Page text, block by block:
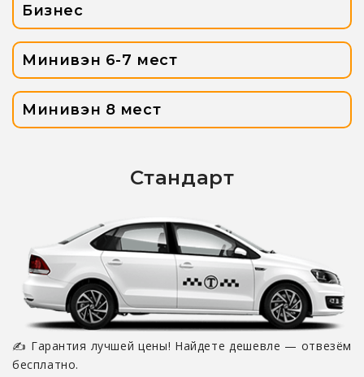
Бизнес
Минивэн 6-7 мест
Минивэн 8 мест
Стандарт
✍ Гарантия лучшей цены! Найдете дешевле — отвезём
бесплатно.